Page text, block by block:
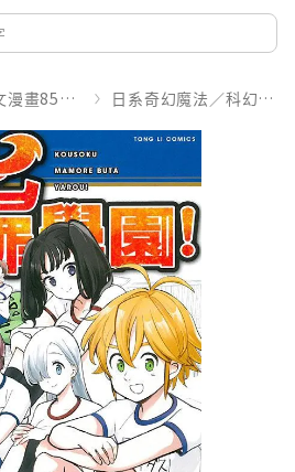
📌圖文漫畫85折起 日系奇幻魔法／科幻冒險